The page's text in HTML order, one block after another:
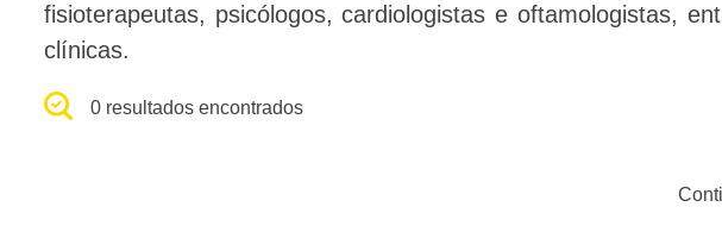
fisioterapeutas, psicólogos, cardiologistas e oftamologistas,
clínicas.
0 resultados encontrados